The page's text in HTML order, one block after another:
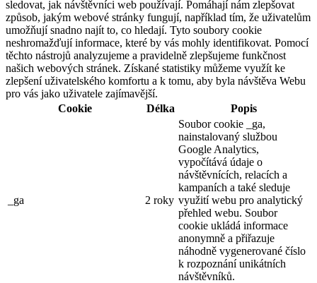
sledovat, jak návštěvníci web používají. Pomáhají nám zlepšovat
způsob, jakým webové stránky fungují, například tím, že uživatelům
umožňují snadno najít to, co hledají. Tyto soubory cookie
neshromažďují informace, které by vás mohly identifikovat. Pomocí
těchto nástrojů analyzujeme a pravidelně zlepšujeme funkčnost
našich webových stránek. Získané statistiky můžeme využít ke
zlepšení uživatelského komfortu a k tomu, aby byla návštěva Webu
pro vás jako uživatele zajímavější.
Cookie
Délka Popis
_ga 2 roky
Soubor cookie _ga,
nainstalovaný službou
Google Analytics,
vypočítává údaje o
návštěvnících, relacích a
kampaních a také sleduje
využití webu pro analytický
přehled webu. Soubor
cookie ukládá informace
anonymně a přiřazuje
náhodně vygenerované číslo
k rozpoznání unikátních
návštěvníků.